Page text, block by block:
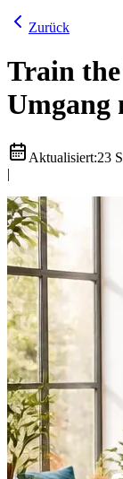
Zurück
Train
Umgang
Aktualisiert:23
|